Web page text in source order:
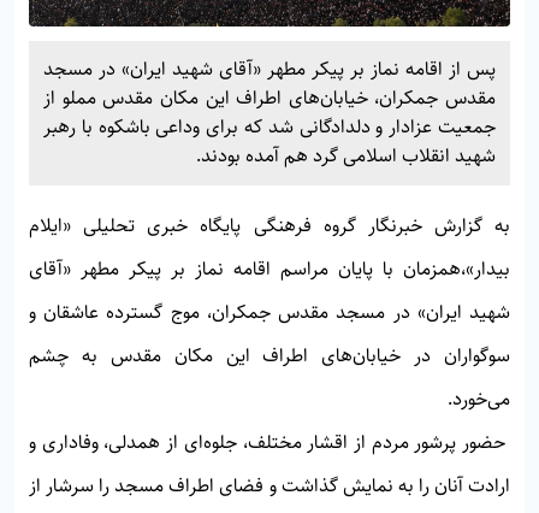
پس از اقامه نماز بر پیکر مطهر «آقای شهید ایران» در مسجد
مقدس جمکران، خیابان‌های اطراف این مکان مقدس مملو از
جمعیت عزادار و دلدادگانی شد که برای وداعی باشکوه با رهبر
شهید انقلاب اسلامی گرد هم آمده بودند.
به گزارش خبرنگار گروه فرهنگی پایگاه خبری تحلیلی «ایلام
بیدار»،همزمان با پایان مراسم اقامه نماز بر پیکر مطهر «آقای
شهید ایران» در مسجد مقدس جمکران، موج گسترده عاشقان و
سوگواران در خیابان‌های اطراف این مکان مقدس به چشم
می‌خورد.
حضور پرشور مردم از اقشار مختلف، جلوه‌ای از همدلی، وفاداری و
ارادت آنان را به نمایش گذاشت و فضای اطراف مسجد را سرشار از